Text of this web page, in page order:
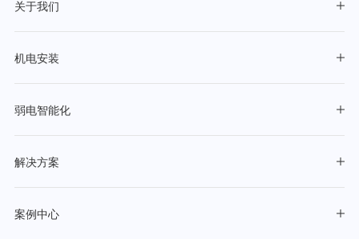
关于我们
机电安装
弱电智能化
解决方案
案例中心